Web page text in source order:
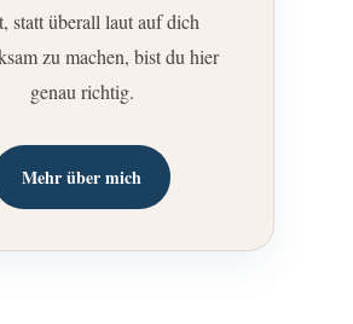
statt überall laut auf dich
zu machen, bist du hier
genau richtig.
Mehr über mich